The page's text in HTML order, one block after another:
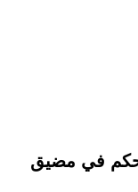
في مضيق